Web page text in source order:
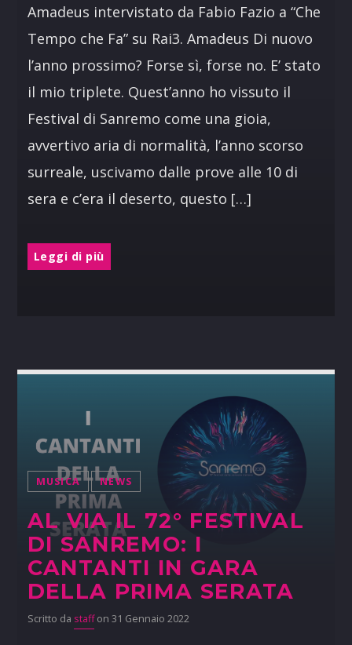
Amadeus intervistato da Fabio Fazio a “Che
Tempo che Fa” su Rai3. Amadeus Di nuovo
l’anno prossimo? Forse sì, forse no. E’ stato
il mio triplete. Quest’anno ho vissuto il
Festival di Sanremo come una gioia,
avvertivo aria di normalità, l’anno scorso
surreale, uscivamo dalle prove alle 10 di
sera e c’era il deserto, questo […]
Leggi di più
MUSICA NEWS
AL VIA IL 72° FESTIVAL
DI SANREMO: I
CANTANTI IN GARA
DELLA PRIMA SERATA
Scritto da staffon 31 Gennaio 2022